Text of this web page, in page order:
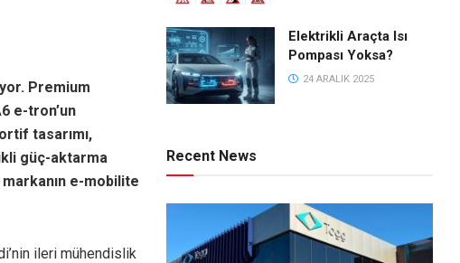
Premium
e-tron’un
tasarımı,
güç-aktarma
e-mobilite
ileri mühendislik
Elektrikli Araçta Isı
Pompası Yoksa?
24 ARALIK 2025
Recent News